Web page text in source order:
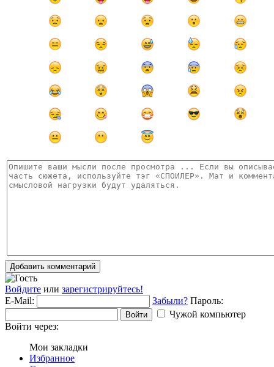
Добавить комментарий
Войдите или зарегистрируйтесь!
E-Mail:
Забыли? Пароль:
Войти
Чужой компьютер
Войти через:
Мои закладки
Избранное